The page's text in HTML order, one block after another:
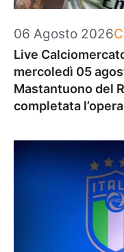
06 Agosto 2026
Live
mercoledì 05
Mastantuono del
completata